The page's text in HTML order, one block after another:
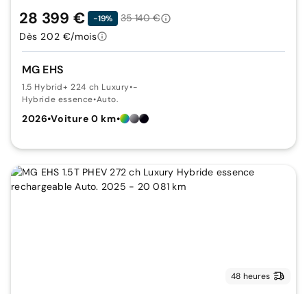
MG EHS
1.5 Hybrid+ 224 ch Luxury•-
Hybride essence•Auto.
2026•Voiture 0 km•
28 399 € -19%
35 140 €
Dès 202 €/mois
48 heures